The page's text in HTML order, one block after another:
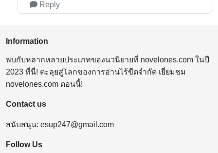
Reply
Information
พบกับหลากหลายประเภทของนวนิยายที่ novelones.com ในปี
2023 ที่นี่! ตะลุยสู่โลกของการอ่านไร้ขีดจำกัด เยี่ยมชม
novelones.com ตอนนี้!
Contact us
สนับสนุน: esup247@gmail.com
Follow Us